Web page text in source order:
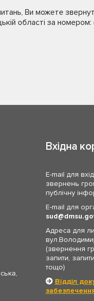
Ви можете
області за
Вхідна
E-mail для
звернень
публічну
E-mail для
sud
Адреса для
(звернення
запити,
тощо)
Відділ